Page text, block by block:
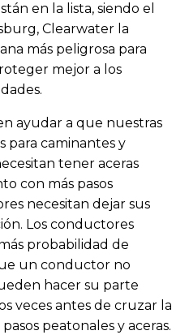
en la lista, siendo el
Clearwater la
más peligrosa para
mejor a los
ayudar a que nuestras
para caminantes y
tener aceras
con más pasos
necesitan dejar sus
Los conductores
probabilidad de
un conductor no
hacer su parte
veces antes de cruzar la
peatonales y aceras.